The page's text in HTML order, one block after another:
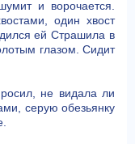
и ворочается.
один хвост
ей Страшила в
глазом. Сидит
не видала ли
серую обезьянку